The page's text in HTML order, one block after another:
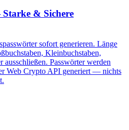
& Sichere
sofort generieren. Länge
Kleinbuchstaben,
Passwörter werden
Web Crypto API generiert — nichts